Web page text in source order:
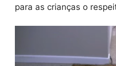
para as crianças o